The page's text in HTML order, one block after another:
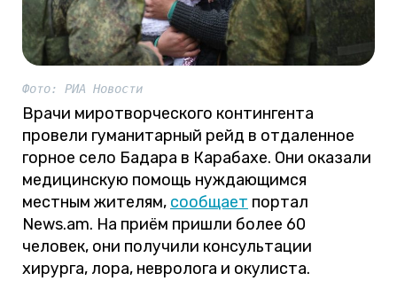
Фото: РИА Новости
Врачи миротворческого контингента
провели гуманитарный рейд в отдаленное
горное село Бадара в Карабахе. Они оказали
медицинскую помощь нуждающимся
местным жителям, сообщает портал
News.am. На приём пришли более 60
человек, они получили консультации
хирурга, лора, невролога и окулиста.